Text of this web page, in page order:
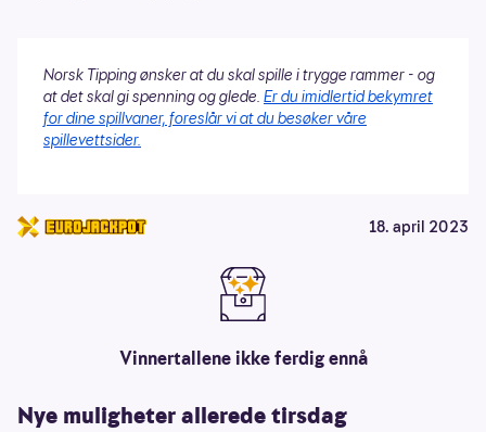
Norsk Tipping ønsker at du skal spille i trygge rammer - og
at det skal gi spenning og glede. Er du imidlertid bekymret
for dine spillvaner, foreslår vi at du besøker våre
spillevettsider.
18. april 2023
Vinnertallene ikke ferdig ennå
Nye muligheter allerede tirsdag